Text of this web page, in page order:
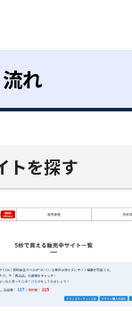
れ
トを探す